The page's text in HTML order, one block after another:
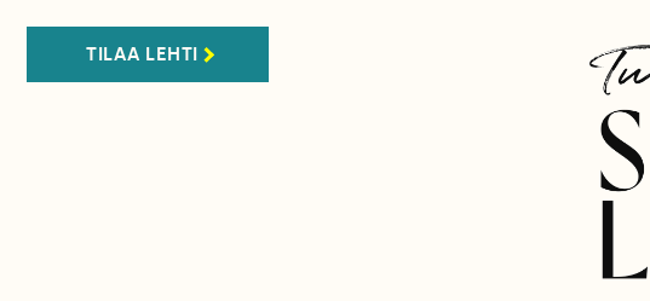
TILAA LEHTI